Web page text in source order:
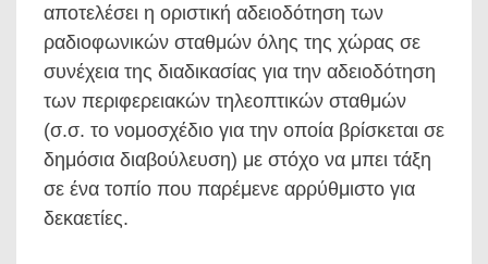
αποτελέσει η οριστική αδειοδότηση των
ραδιοφωνικών σταθμών όλης της χώρας σε
συνέχεια της διαδικασίας για την αδειοδότηση
των περιφερειακών τηλεοπτικών σταθμών
(σ.σ. το νομοσχέδιο για την οποία βρίσκεται σε
δημόσια διαβούλευση) με στόχο να μπει τάξη
σε ένα τοπίο που παρέμενε αρρύθμιστο για
δεκαετίες.